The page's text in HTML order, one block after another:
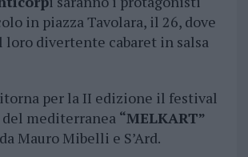
in piazza Tavolara, il 26, dove
divertente cabaret in salsa
per la II edizione il festival
mediterranea “MELKART”
Mauro Mibelli e S’Ard.